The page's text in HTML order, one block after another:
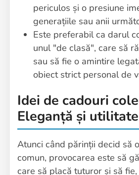
periculos și o presiune
generațiile sau anii
Este preferabil ca darul
unul "de clasă", care să
sau să fie o amintire
obiect strict personal de
Idei de cadouri
Eleganță și utilitate
Atunci când părinții decid să
comun, provocarea este să
care să placă tuturor și să